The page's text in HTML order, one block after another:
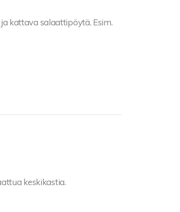
kattava salaattipöytä. Esim.
keskikastia.